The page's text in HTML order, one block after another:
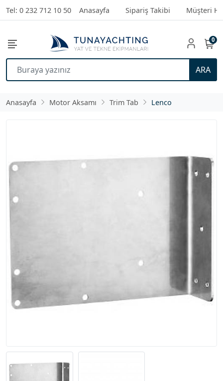
Tel: 0 232 712 10 50 Anasayfa Sipariş Takibi Müşteri
ARA
0
Anasayfa Motor Aksamı Trim Tab Lenco